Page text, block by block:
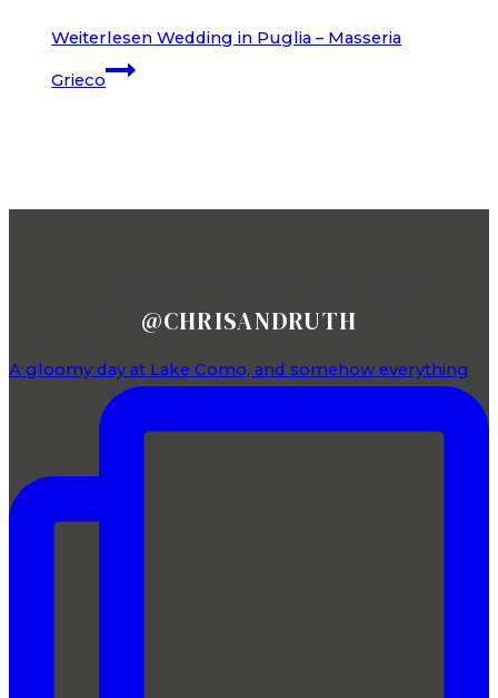
Weiterlesen Wedding in Puglia – Masseria
Grieco
@CHRISANDRUTH
A gloomy day at Lake Como, and somehow everything